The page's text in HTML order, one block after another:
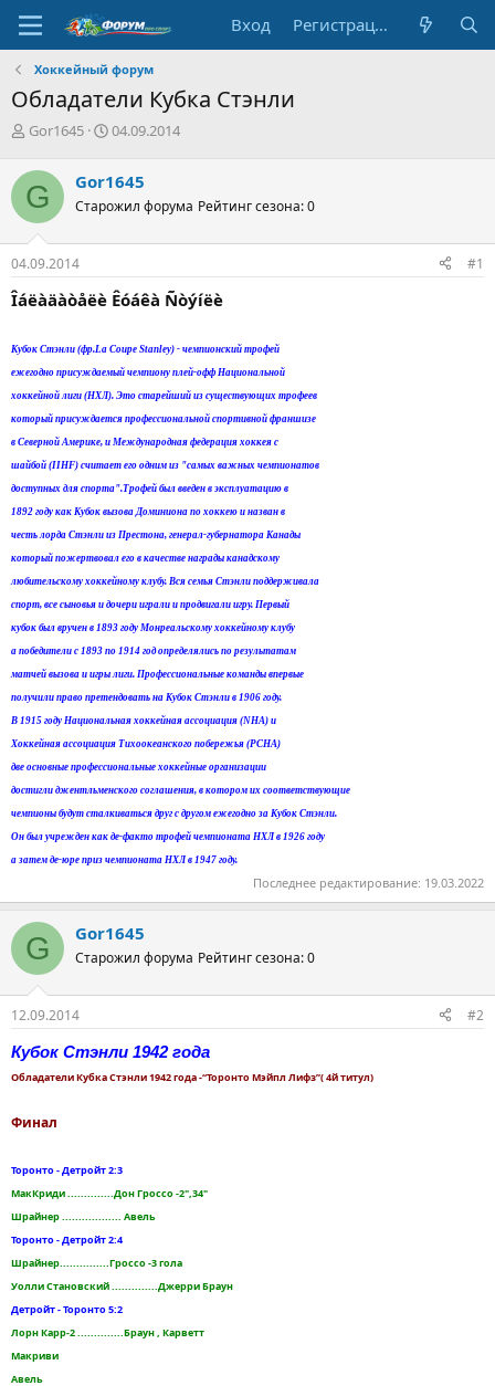
Вход Регистрация
Хоккейный форум
Обладатели Кубка Стэнли
А
т
о
р
т
е
м
Gor1645
Д
а
н
ч
л
а
04.09.2014
G Gor1645
Старожил форума Рейтинг сезона: 0
04.09.2014 #1
Îáëàäàòåëè Êóáêà Ñòýíëè
Кубок Стэнли (фр.La Coupe Stanley) - чемпионский трофей
ежегодно присуждаемый чемпиону плей-офф Национальной
хоккейной лиги (НХЛ). Это старейший из существующих трофеев
который присуждается профессиональной спортивной франшизе
в Северной Америке, и Международная федерация хоккея с
шайбой (IIHF) считает его одним из "самых важных чемпионатов
доступных для спорта".Трофей был введен в эксплуатацию в
1892 году как Кубок вызова Доминиона по хоккею и назван в
честь лорда Стэнли из Престона, генерал-губернатора Канады
который пожертвовал его в качестве награды канадскому
любительскому хоккейному клубу. Вся семья Стэнли поддерживала
спорт, все сыновья и дочери играли и продвигали игру. Первый
кубок был вручен в 1893 году Монреальскому хоккейному клубу
а победители с 1893 по 1914 год определялись по результатам
матчей вызова и игры лиги. Профессиональные команды впервые
получили право претендовать на Кубок Стэнли в 1906 году.
В 1915 году Национальная хоккейная ассоциация (NHA) и
Хоккейная ассоциация Тихоокеанского побережья (PCHA)
две основные профессиональные хоккейные организации
достигли джентльменского соглашения, в котором их соответствующие
чемпионы будут сталкиваться друг с другом ежегодно за Кубок Стэнли.
Он был учрежден как де-факто трофей чемпионата НХЛ в 1926 году
а затем де-юре приз чемпионата НХЛ в 1947 году.
Последнее редактирование: 19.03.2022
G Gor1645
Старожил форума Рейтинг сезона: 0
12.09.2014
#2
Кубок Стэнли 1942 года
Обладатели Кубка Стэнли 1942 года -“Торонто Мэйпл Лифз”( 4й титул)
Финал
Торонто - Детройт 2:3
МакКриди ..............Дон Гроссо -2",34"
Шрайнер .................. Авель
Торонто - Детройт 2:4
Шрайнер...............Гроссо -3 гола
Уолли Становский ..............Джерри Браун
Детройт - Торонто 5:2
Лорн Карр-2 ..............Браун , Карветт
Макриви
Авель